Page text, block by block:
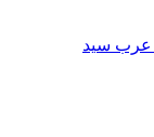
عرب سيد